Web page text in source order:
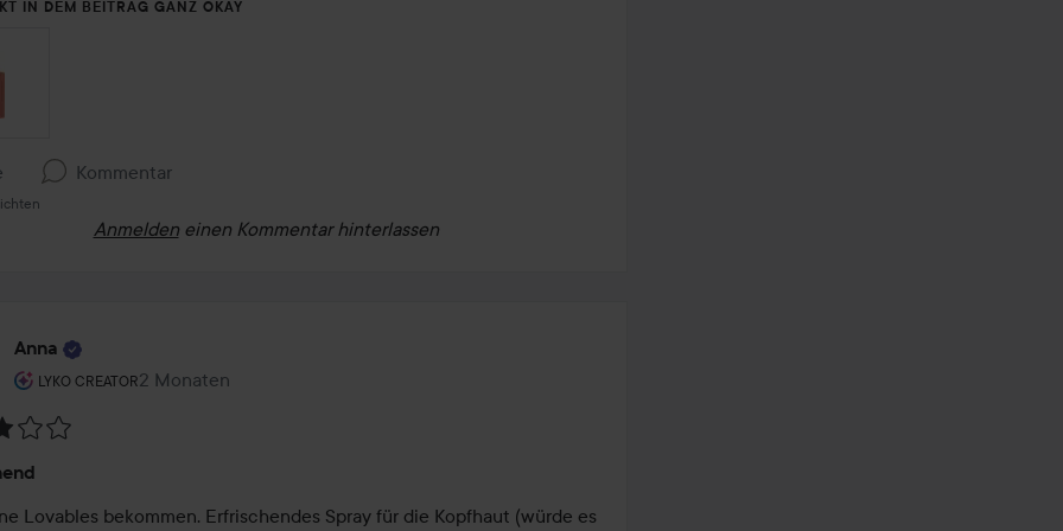
IN DEM BEITRAG GANZ OKAY
Kommentar
Anmelden einen Kommentar hinterlassen
Anna
LYKO CREATOR
Rolle des Benutzers: Lyko Creator.
2 Monaten
Der Beitrag wurde 2 Monaten erstellt
Lovables bekommen. Erfrischendes Spray für die Kopfhaut (würde es